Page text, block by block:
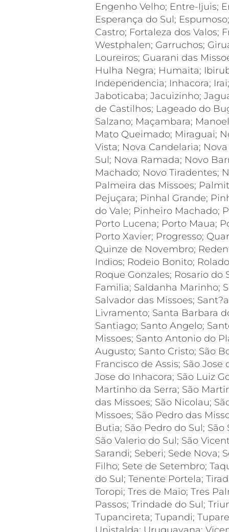
Engenho Velho; Entre-Ijuis;
Esperança do Sul;
Castro; Fortaleza dos Valos;
Westphalen; Garruchos;
Loureiros; Guarani das
Hulha Negra; Humaita;
Independencia; Inhacora;
Jaboticaba; Jacuizinho;
de Castilhos; Lageado do
Salzano; Maçambara;
Mato Queimado; Miraguai;
Vista; Nova Candelaria;
Sul; Nova Ramada; Novo
Machado; Novo Tiradentes;
Palmeira das Missoes;
Pejuçara; Pinhal Grande;
do Vale; Pinheiro Machado;
Porto Lucena; Porto Maua;
Porto Xavier; Progresso;
Quinze de Novembro;
Indios; Rodeio Bonito;
Roque Gonzales; Rosario do
Familia; Saldanha Marinho;
Salvador das Missoes;
Livramento; Santa Barbara
Santiago; Santo Angelo;
Missoes; Santo Antonio do
Augusto; Santo Cristo; São
Francisco de Assis; São Jose
Jose do Inhacora; São Luiz
Martinho da Serra; São
das Missoes; São Nicolau;
Missoes; São Pedro das
Butia; São Pedro do Sul; São
São Valerio do Sul; São
Sarandi; Seberi; Sede Nova;
Filho; Sete de Setembro;
do Sul; Tenente Portela;
Toropi; Tres de Maio; Tres
Passos; Trindade do Sul;
Tupancireta; Tupandi;